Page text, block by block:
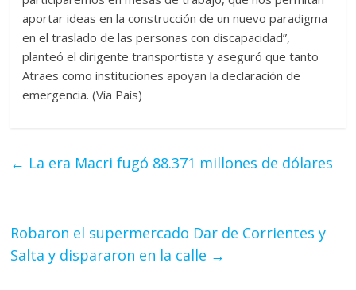
aportar ideas en la construcción de un nuevo paradigma
en el traslado de las personas con discapacidad”,
planteó el dirigente transportista y aseguró que tanto
Atraes como instituciones apoyan la declaración de
emergencia. (Vía País)
← La era Macri fugó 88.371 millones de dólares
Robaron el supermercado Dar de Corrientes y
Salta y dispararon en la calle →